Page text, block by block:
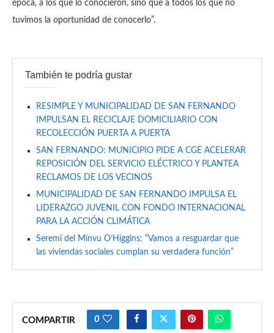
época, a los que lo conocieron, sino que a todos los que no
tuvimos la oportunidad de conocerlo”.
También te podría gustar
RESIMPLE Y MUNICIPALIDAD DE SAN FERNANDO
IMPULSAN EL RECICLAJE DOMICILIARIO CON
RECOLECCIÓN PUERTA A PUERTA
SAN FERNANDO: MUNICIPIO PIDE A CGE ACELERAR
REPOSICIÓN DEL SERVICIO ELÉCTRICO Y PLANTEA
RECLAMOS DE LOS VECINOS
MUNICIPALIDAD DE SAN FERNANDO IMPULSA EL
LIDERAZGO JUVENIL CON FONDO INTERNACIONAL
PARA LA ACCIÓN CLIMÁTICA
Seremi del Minvu O’Higgins: “Vamos a resguardar que
las viviendas sociales cumplan su verdadera función”
COMPARTIR 0